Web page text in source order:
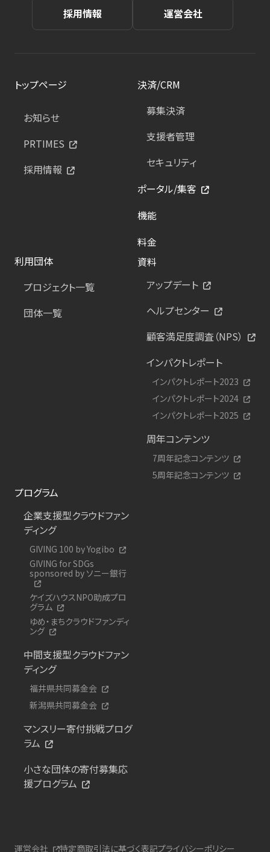
採用情報 運営会社
トップページ
お知らせ
PRTIMES
採用情報
決済/CRM
募集決済
支援者管理
セキュリティ
ポータル/集客
機能
料金
利用団体
プロジェクト一覧
団体一覧
資料
アップデート
ヘルプセンター
顧客満足度調査（NPS）
インパクトレポート
インパクトレポート2023
インパクトレポート2024
インパクトレポート2025
周年コンテンツ
7周年記念コンテンツ
5周年記念コンテンツ
プログラム
企業支援型クラウドファン
ディング
GIVING 100 by Yogibo
GIVING for SDGs
sponsored by ソニー銀行
ケイズハウスNPO助成プロ
グラム
ゆめ・まちクラウドファンディ
ング
中間支援型クラウドファン
ディング
福井県共同募金会
新潟県共同募金会
マンスリー寄付挑戦プログ
ラム
小さな団体の寄付募集応
援プログラム
運営会社 特定商取引法に基づく表記プライバシーポリシー